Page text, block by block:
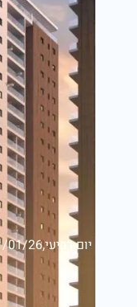
יום רביעי,21/01/26